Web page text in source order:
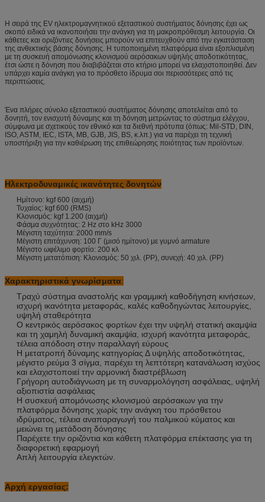
Η σειρά της EV ηλεκτρομαγνητικού εξεταστικού συστήματος δόνησης έχει ως
σκοπό ειδικά να ικανοποιήσει την ανάγκη για τη μακροπρόθεσμη λειτουργία. Οι
κάθετες και οριζόντιες δονήσεις μπορούν να επιτευχθούν από την εγκατάσταση
της ανθεκτικής βάσης δόνησης. Η τυποποιημένη πλατφόρμα είναι εξοπλισμένη
με τη συσκευή απομόνωσης κλονισμού αερόσακων υψηλής αποδοτικότητας,
έτσι ώστε η δόνηση που διαβιβάζεται στο κτήριο μπορεί να ελαχιστοποιηθεί. Δεν
υπάρχει καμία ανάγκη για το πρόσθετο ίδρυμα σοι περισσότερες από τις
περιπτώσεις.
Ένα πλήρες σύνολο εξεταστικού συστήματος δόνησης αποτελείται από το
δονητή, τον ενισχυτή δύναμης και τη δόνηση μετρώντας το σύστημα ελέγχου,
σύμφωνα με σχετικούς τον εθνικό και τα διεθνή πρότυπα (όπως: Mil-STD, DIN,
ISO, ASTM, IEC, ISTA, ΜΒ, GJB, JIS, BS, κ.λπ.) για να παρέχει τη τεχνική
υποστήριξη για την καθιέρωση της επιθεώρησης ποιότητας των προϊόντων.
Ηλεκτροδυναμικές ικανότητες δονητών
Ημίτονο: kgf 600 (αιχμή)
Τυχαίος: kgf 600 (RMS)
Κλονισμός: kgf 1.200 (αιχμή)
Φάσμα συχνότητας: 2 Hz στο kHz 3000
Μέγιστη ταχύτητα: 2000 mm/s
Μέγιστη επιτάχυνση: 100 Γ (μισό ημίτονο) με γυμνό armature
Μέγιστο ωφέλιμο φορτίο: 200 κλ
Μέγιστη μετατόπιση: Κλονισμός: 50 χιλ. (PP), συνεχή: 40 χιλ. (PP)
Χαρακτηριστικά γνωρίσματα:
Τραχύ σύστημα αναστολής και γραμμική καθοδήγηση κινήσεων,
ισχυρή ικανότητα μεταφοράς, καλές καθοδηγώντας λειτουργίες,
υψηλή σταθερότητα
Ο κεντρικός αερόσακος φορτίων έχει την υψηλή στατική ακαμψία
και τη χαμηλή δυναμική ακαμψία, ισχυρή ικανότητα μεταφοράς,
τέλεια απόδοση στην παραλλαγή εύρους
Η μετατροπή δύναμης κατηγορίας Δ υψηλής αποδοτικότητας,
μέγιστο ρεύμα 3 σίγμα, παρέχει τη λεπτότερη κατανάλωση ισχύος
και ελαχιστοποιεί την αρμονική διαστρέβλωση
Γρήγορη αυτοδιάγνωση με τη συναρμολόγηση ασφάλειας, υψηλή
αξιοπιστία ασφάλειας
Η συσκευή απομόνωσης κλονισμού αερόσακων για την
πλατφόρμα δόνησης χωρίς την ανάγκη του πρόσθετου
ιδρύματος, τέλεια αναπαραγωγή του παλμικού κύματος και
μειώνει τη μετάδοση δόνησης
Παρέχετε την οριζόντια και κάθετη πλατφόρμα επέκτασης για τη
διαφορετική εφαρμογή
Απλή λειτουργία ελεγκτών.
Αρχή εργασίας: